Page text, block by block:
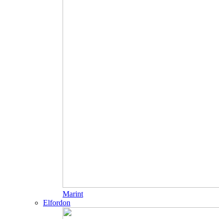
Marint
Elfordon